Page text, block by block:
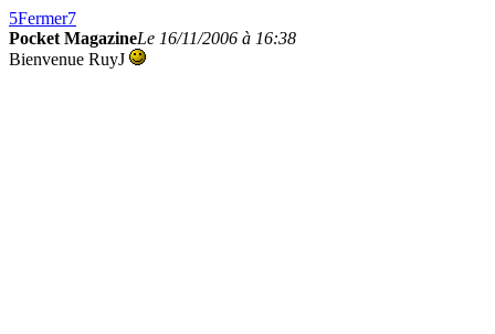
5Fermer7
Pocket MagazineLe 16/11/2006 à 16:38
Bienvenue RuyJ